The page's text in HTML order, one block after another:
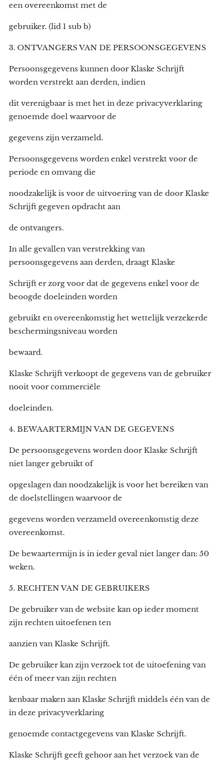
een overeenkomst met de
gebruiker. (lid 1 sub b)
3. ONTVANGERS VAN DE PERSOONSGEGEVENS
Persoonsgegevens kunnen door Klaske Schrijft
worden verstrekt aan derden, indien
dit verenigbaar is met het in deze privacyverklaring
genoemde doel waarvoor de
gegevens zijn verzameld.
Persoonsgegevens worden enkel verstrekt voor de
periode en omvang die
noodzakelijk is voor de uitvoering van de door Klaske
Schrijft gegeven opdracht aan
de ontvangers.
In alle gevallen van verstrekking van
persoonsgegevens aan derden, draagt Klaske
Schrijft er zorg voor dat de gegevens enkel voor de
beoogde doeleinden worden
gebruikt en overeenkomstig het wettelijk verzekerde
beschermingsniveau worden
bewaard.
Klaske Schrijft verkoopt de gegevens van de gebruiker
nooit voor commerciële
doeleinden.
4. BEWAARTERMIJN VAN DE GEGEVENS
De persoonsgegevens worden door Klaske Schrijft
niet langer gebruikt of
opgeslagen dan noodzakelijk is voor het bereiken van
de doelstellingen waarvoor de
gegevens worden verzameld overeenkomstig deze
overeenkomst.
De bewaartermijn is in ieder geval niet langer dan: 50
weken.
5. RECHTEN VAN DE GEBRUIKERS
De gebruiker van de website kan op ieder moment
zijn rechten uitoefenen ten
aanzien van Klaske Schrijft.
De gebruiker kan zijn verzoek tot de uitoefening van
één of meer van zijn rechten
kenbaar maken aan Klaske Schrijft middels één van de
in deze privacyverklaring
genoemde contactgegevens van Klaske Schrijft.
Klaske Schrijft geeft gehoor aan het verzoek van de